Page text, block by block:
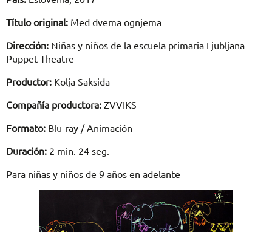
Título original: Med dvema ognjema
Dirección: Niñas y niños de la escuela primaria Ljubljana
Puppet Theatre
Productor: Kolja Saksida
Compañía productora: ZVVIKS
Formato: Blu-ray / Animación
Duración: 2 min. 24 seg.
Para niñas y niños de 9 años en adelante